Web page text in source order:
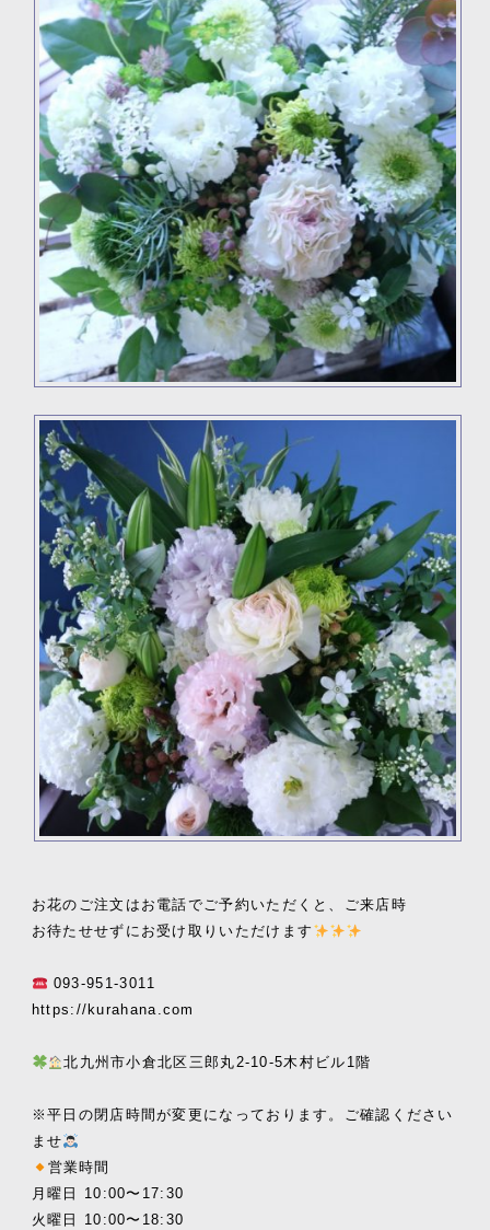
お花のご注文はお電話でご予約いただくと、ご来店時
お待たせせずにお受け取りいただけます
093-951-3011
https://kurahana.com
北九州市小倉北区三郎丸2-10-5木村ビル1階
※平日の閉店時間が変更になっております。ご確認ください
ませ
営業時間
月曜日 10:00〜17:30
火曜日 10:00〜18:30